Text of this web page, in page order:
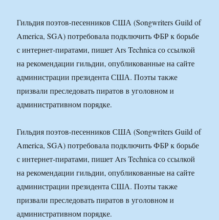
Гильдия поэтов-песенников США (Songwriters Guild of
America, SGA) потребовала подключить ФБР к борьбе
с интернет-пиратами, пишет Ars Technica со ссылкой
на рекомендации гильдии, опубликованные на сайте
администрации президента США. Поэты также
призвали преследовать пиратов в уголовном и
административном порядке.
Гильдия поэтов-песенников США (Songwriters Guild of
America, SGA) потребовала подключить ФБР к борьбе
с интернет-пиратами, пишет Ars Technica со ссылкой
на рекомендации гильдии, опубликованные на сайте
администрации президента США. Поэты также
призвали преследовать пиратов в уголовном и
административном порядке.